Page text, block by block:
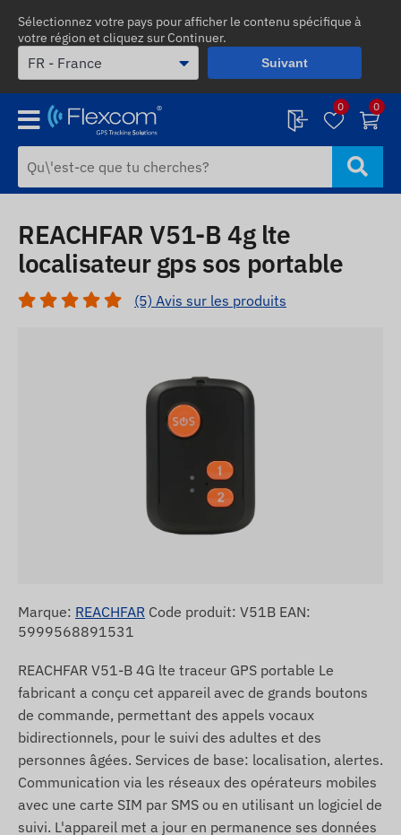
Sélectionnez votre pays pour afficher le contenu spécifique à
votre région et cliquez sur Continuer.
Suivant
0 0
REACHFAR V51-B 4g lte
localisateur gps sos portable
(5) Avis sur les produits
Marque: REACHFAR Code produit: V51B EAN:
5999568891531
REACHFAR V51-B 4G lte traceur GPS portable Le
fabricant a conçu cet appareil avec de grands boutons
de commande, permettant des appels vocaux
bidirectionnels, pour le suivi des adultes et des
personnes âgées. Services de base: localisation, alertes.
Communication via les réseaux des opérateurs mobiles
avec une carte SIM par SMS ou en utilisant un logiciel de
suivi. L'appareil met a jour en permanence ses données